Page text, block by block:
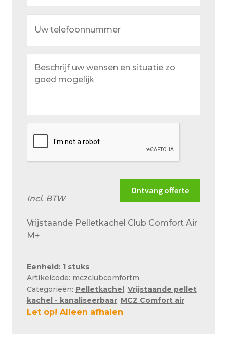
telefoonnummer
uw
wensen
Ontvang offerte
Incl. BTW
Vrijstaande Pelletkachel Club Comfort Air
M+
Eenheid: 1 stuks
Artikelcode: mczclubcomfortm
Categorieën: Pelletkachel, Vrijstaande pellet
kachel - kanaliseerbaar, MCZ Comfort air
Let op! Alleen afhalen